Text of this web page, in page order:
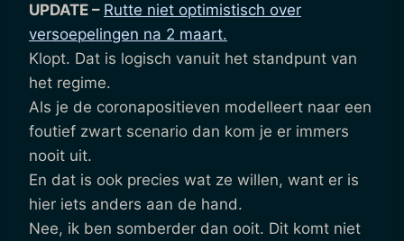
UPDATE – Rutte niet optimistisch over
versoepelingen na 2 maart.
Klopt. Dat is logisch vanuit het standpunt van
het regime.
Als je de coronapositieven modelleert naar een
foutief zwart scenario dan kom je er immers
nooit uit.
En dat is ook precies wat ze willen, want er is
hier iets anders aan de hand.
Nee, ik ben somberder dan ooit. Dit komt niet